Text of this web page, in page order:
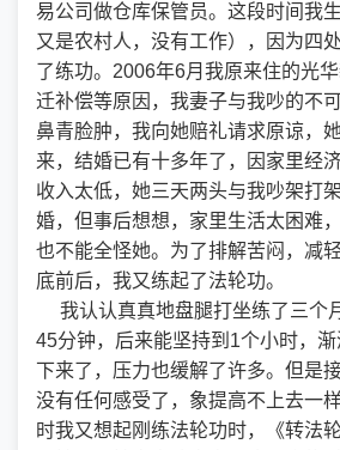
易公司做仓库保管员。这段时间我
又是农村人，没有工作），因为四
了练功。2006年6月我原来住的光
迁补偿等原因，我妻子与我吵的不
鼻青脸肿，我向她赔礼请求原谅，
来，结婚已有十多年了，因家里经
收入太低，她三天两头与我吵架打
婚，但事后想想，家里生活太困难
也不能全怪她。为了排解苦闷，减
底前后，我又练起了法轮功。
我认认真真地盘腿打坐练了三个
45分钟，后来能坚持到1个小时，
下来了，压力也缓解了许多。但是
没有任何感受了，象提高不上去一
时我又想起刚练法轮功时，《转法